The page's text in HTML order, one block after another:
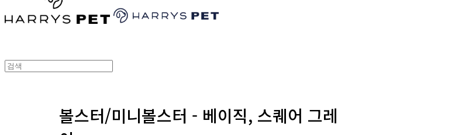
볼스터/미니볼스터 - 베이직, 스퀘어 그레